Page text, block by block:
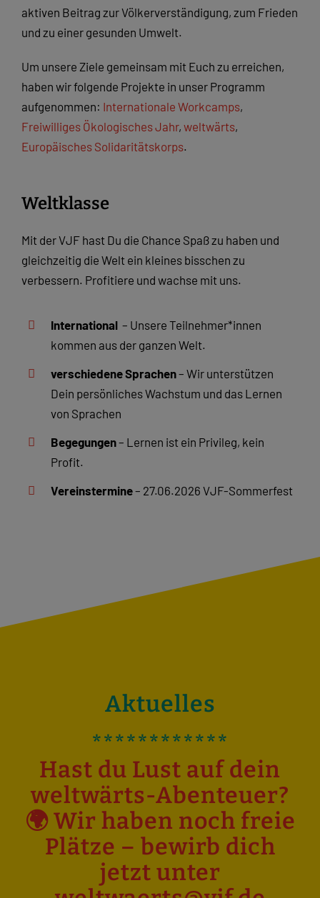
aktiven Beitrag zur Völker­ver­stän­digung, zum Frieden
und zu einer gesunden Umwelt.
Um unsere Ziele gemeinsam mit Euch zu erreichen,
haben wir folgende Projekte in unser Programm
aufgenommen: Internationale Workcamps,
Freiwilliges Ökologisches Jahr, weltwärts,
Europäisches Solidaritätskorps.
Weltklasse
Mit der VJF hast Du die Chance Spaß zu haben und
gleichzeitig die Welt ein kleines bisschen zu
verbessern. Profitiere und wachse mit uns.
International – Unsere Teilnehmer*innen
kommen aus der ganzen Welt.
verschiedene Sprachen– Wir unterstützen
Dein persönliches Wachstum und das Lernen
von Sprachen
Begegungen– Lernen ist ein Privileg, kein
Profit.
Vereinstermine– 27.06.2026 VJF-Sommerfest
Aktuelles
************
Hast du Lust auf dein
weltwärts-Abenteuer?
🌍 Wir haben noch freie
Plätze – bewirb dich
jetzt unter